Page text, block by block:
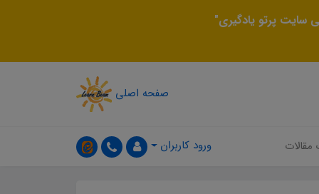
سایت پرتو یادگیری"
صفحه اصلی
مقالات ورود کاربران